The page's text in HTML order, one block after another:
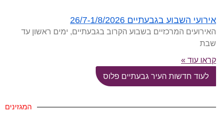
אירועי השבוע בגבעתיים 26/7-1/8/2026
האירועים המרכזיים בשבוע הקרוב בגבעתיים, ימים ראשון עד
שבת
קראו עוד »
לעוד חדשות העיר גבעתיים פלוס
המגזינים